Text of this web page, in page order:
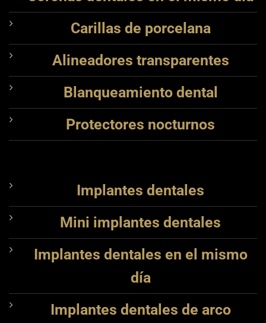
Carillas de porcelana
Alineadores transparentes
Blanqueamiento dental
Protectores nocturnos
Implantes dentales
Mini implantes dentales
Implantes dentales en el mismo
día
Implantes dentales de arco